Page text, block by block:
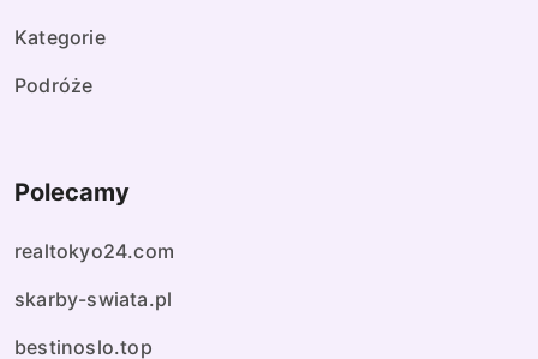
Kategorie
Podróże
Polecamy
realtokyo24.com
skarby-swiata.pl
bestinoslo.top